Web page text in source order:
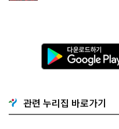
다
운
로
기
G
o
관련 누리집 바로가기